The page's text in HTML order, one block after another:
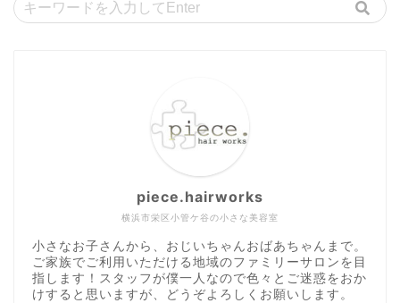
横浜市栄区小管ケ谷の小さな美容室
piece.hairworks
小さなお子さんから、おじいちゃんおばあちゃんまで。
ご家族でご利用いただける地域のファミリーサロンを目
指します！スタッフが僕一人なので色々とご迷惑をおか
けすると思いますが、どうぞよろしくお願いします。